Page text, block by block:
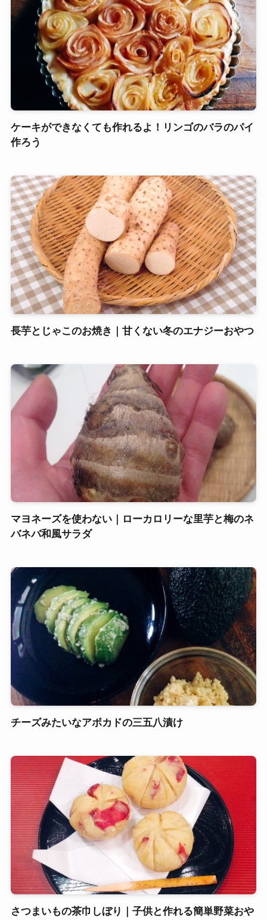
ケーキができなくても作れるよ！リンゴのバラのパイ
作ろう
長芋とじゃこのお焼き｜甘くない冬のエナジーおやつ
マヨネーズを使わない｜ローカロリーな里芋と梅のネ
バネバ和風サラダ
チーズみたいなアボカドの三五八漬け
さつまいもの茶巾しぼり｜子供と作れる簡単野菜おや